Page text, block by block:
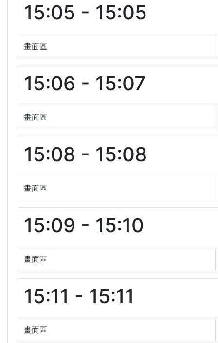
15:05 - 15:05
畫面區
15:06 - 15:07
畫面區
15:08 - 15:08
畫面區
15:09 - 15:10
畫面區
15:11 - 15:11
畫面區